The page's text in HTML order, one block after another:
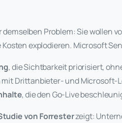
Problem: Sie wollen
explodieren. Microsoft
, die Sichtbarkeit priorisiert,
mit Drittanbieter- und Microsoft-
, die den Go-Live
von Forresterzeigt: